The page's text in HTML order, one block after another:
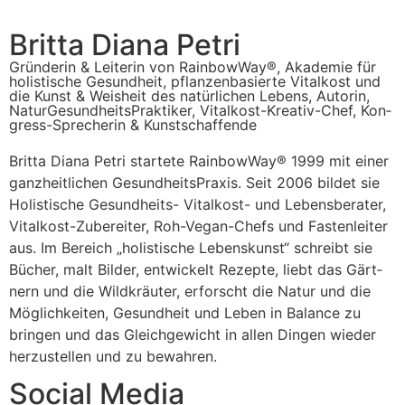
Britta Diana Petri
Grün­de­rin & Lei­te­rin von Rain­bow­Way®, Aka­de­mie für
holis­ti­sche Gesund­heit, pflan­zen­ba­sier­te Vital­kost und
die Kunst & Weis­heit des natür­li­chen Lebens, Autorin,
Natur­Ge­sund­heits­Prak­ti­ker, Vital­kost-Krea­tiv-Chef, Kon­
gress-Spre­che­rin & Kunstschaffende
Brit­ta Dia­na Petri star­te­te Rain­bow­Way® 1999 mit einer
ganz­heit­li­chen Gesund­heits­Pra­xis. Seit 2006 bil­det sie
Holis­ti­sche Gesund­heits- Vital­kost- und Lebens­be­ra­ter,
Vital­kost-Zube­rei­ter, Roh-Vegan-Chefs und Fas­ten­lei­ter
aus. Im Bereich „holis­ti­sche Lebens­kunst“ schreibt sie
Bücher, malt Bil­der, ent­wi­ckelt Rezep­te, liebt das Gärt­
nern und die Wild­kräu­ter, erforscht die Natur und die
Mög­lich­kei­ten, Gesund­heit und Leben in Balan­ce zu
brin­gen und das Gleich­ge­wicht in allen Din­gen wie­der
her­zu­stel­len und zu bewahren.
Social Media